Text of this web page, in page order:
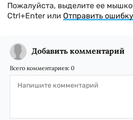
Пожалуйста, выделите ее
Ctrl+Enter или Отправить ошибку
Добавить комментарий
Всего комментариев: 0